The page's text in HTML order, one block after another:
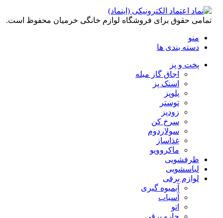
تمامی حقوق برای فروشگاه لوازم خانگی خرمیان محفوظ است.
منو
دسته بندی ها
پخت و پز
اجاق گاز مبله
اسنک پز
پلوپز
توستر
زودپز
سرخ کن
سولاردوم
غذاساز
ماکروویو
ظرفشویی
لباسشویی
لوازم برقی
آبمیوه گیری
آسیاب
اتو